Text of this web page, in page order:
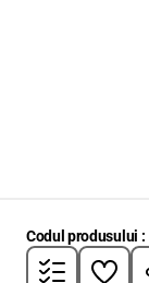
Codul produsului :